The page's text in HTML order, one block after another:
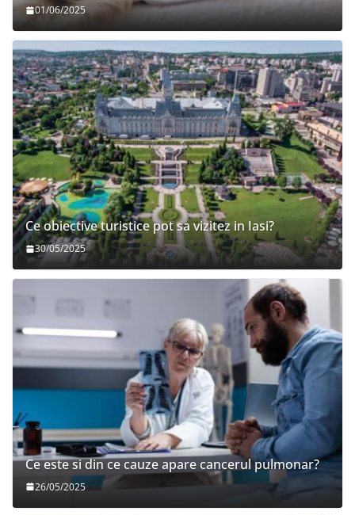
01/06/2025
Ce obiective turistice pot sa vizitez in Iasi?
30/05/2025
Ce este si din ce cauze apare cancerul pulmonar?
26/05/2025